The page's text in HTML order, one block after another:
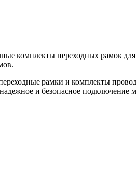
комплекты переходных рамок
рамки и комплекты
и безопасное подключение